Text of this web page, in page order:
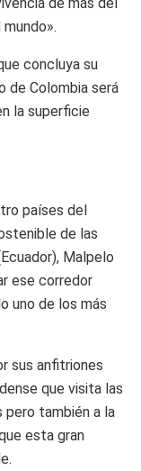
concluya su
de Colombia será
la superficie
países del
de las
Malpelo
ese corredor
uno de los más
sus anfitriones
que visita las
pero también a la
esta gran